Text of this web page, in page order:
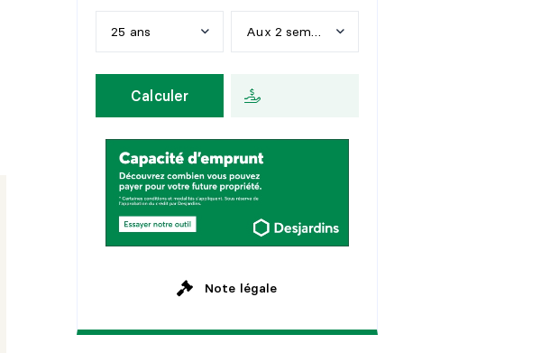
25 ans
5 ans
15
20 ans
25 ans
Aux 2 semaines
M
Calculer
Note légale